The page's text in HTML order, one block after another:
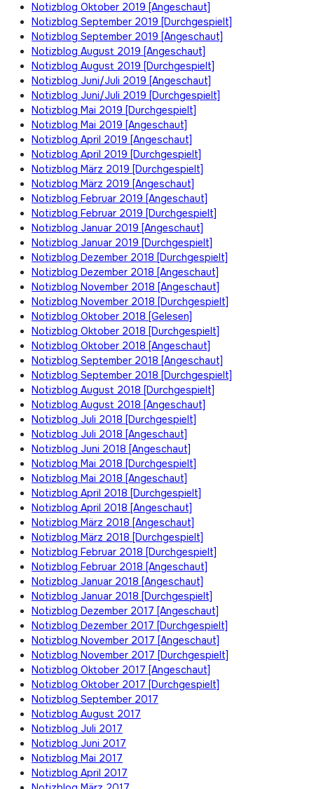
Notizblog Oktober 2019 [Angeschaut]
Notizblog September 2019 [Durchgespielt]
Notizblog September 2019 [Angeschaut]
Notizblog August 2019 [Angeschaut]
Notizblog August 2019 [Durchgespielt]
Notizblog Juni/Juli 2019 [Angeschaut]
Notizblog Juni/Juli 2019 [Durchgespielt]
Notizblog Mai 2019 [Durchgespielt]
Notizblog Mai 2019 [Angeschaut]
Notizblog April 2019 [Angeschaut]
Notizblog April 2019 [Durchgespielt]
Notizblog März 2019 [Durchgespielt]
Notizblog März 2019 [Angeschaut]
Notizblog Februar 2019 [Angeschaut]
Notizblog Februar 2019 [Durchgespielt]
Notizblog Januar 2019 [Angeschaut]
Notizblog Januar 2019 [Durchgespielt]
Notizblog Dezember 2018 [Durchgespielt]
Notizblog Dezember 2018 [Angeschaut]
Notizblog November 2018 [Angeschaut]
Notizblog November 2018 [Durchgespielt]
Notizblog Oktober 2018 [Gelesen]
Notizblog Oktober 2018 [Durchgespielt]
Notizblog Oktober 2018 [Angeschaut]
Notizblog September 2018 [Angeschaut]
Notizblog September 2018 [Durchgespielt]
Notizblog August 2018 [Durchgespielt]
Notizblog August 2018 [Angeschaut]
Notizblog Juli 2018 [Durchgespielt]
Notizblog Juli 2018 [Angeschaut]
Notizblog Juni 2018 [Angeschaut]
Notizblog Mai 2018 [Durchgespielt]
Notizblog Mai 2018 [Angeschaut]
Notizblog April 2018 [Durchgespielt]
Notizblog April 2018 [Angeschaut]
Notizblog März 2018 [Angeschaut]
Notizblog März 2018 [Durchgespielt]
Notizblog Februar 2018 [Durchgespielt]
Notizblog Februar 2018 [Angeschaut]
Notizblog Januar 2018 [Angeschaut]
Notizblog Januar 2018 [Durchgespielt]
Notizblog Dezember 2017 [Angeschaut]
Notizblog Dezember 2017 [Durchgespielt]
Notizblog November 2017 [Angeschaut]
Notizblog November 2017 [Durchgespielt]
Notizblog Oktober 2017 [Angeschaut]
Notizblog Oktober 2017 [Durchgespielt]
Notizblog September 2017
Notizblog August 2017
Notizblog Juli 2017
Notizblog Juni 2017
Notizblog Mai 2017
Notizblog April 2017